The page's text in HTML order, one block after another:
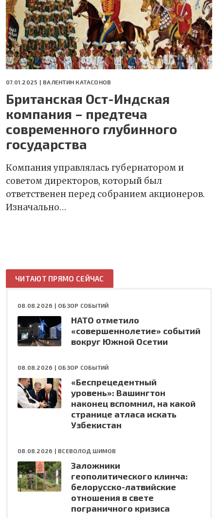
07.01.2025 | ВАЛЕНТИН КАТАСОНОВ
Британская Ост-Индская
компания – предтеча
современного глубинного
государства
Компания управлялась губернатором и
советом директоров, который был
ответственен перед собранием акционеров.
Изначально…
ЧИТАЮТ ПРЯМО СЕЙЧАС
08.08.2026 | ОБЗОР СОБЫТИЙ
НАТО отметило
«совершеннолетие» событий
вокруг Южной Осетии
08.08.2026 | ОБЗОР СОБЫТИЙ
«Беспрецедентный
уровень»: Вашингтон
наконец вспомнил, на какой
странице атласа искать
Узбекистан
08.08.2026 | ВСЕВОЛОД ШИМОВ
Заложники
геополитического клинча:
белорусско-латвийские
отношения в свете
пограничного кризиса